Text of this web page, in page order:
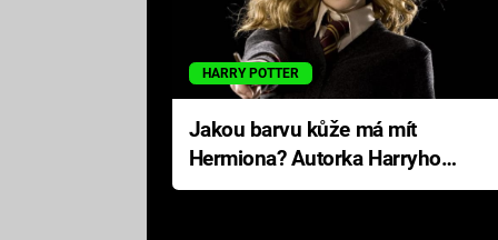
HARRY POTTER
Jakou barvu kůže má mít
Hermiona? Autorka Harryho
Pottera přišla s ráznou